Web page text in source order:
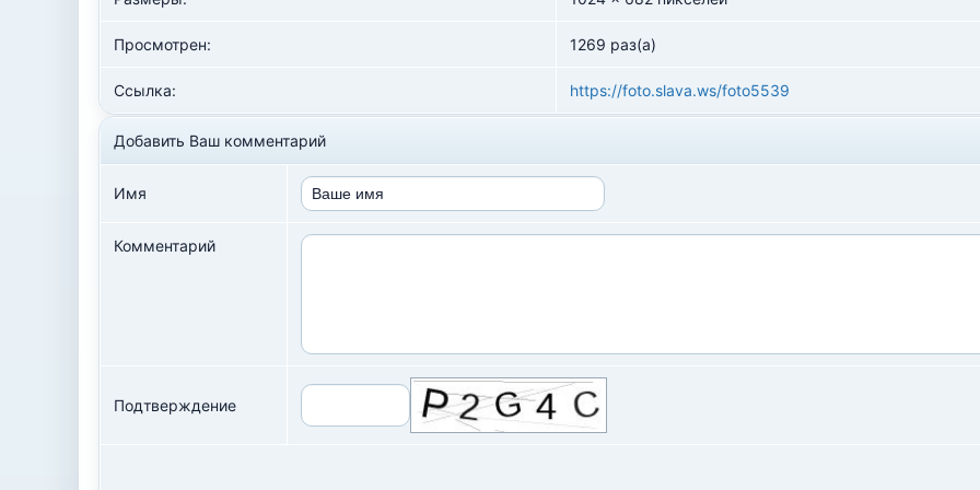
Просмотрен: 1269 раз(а)
Ссылка: https://foto.slava.ws/foto5539
Добавить Ваш комментарий
Имя
Комментарий
Подтверждение